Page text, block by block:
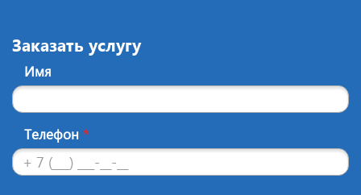
Заказать услугу
Имя
Телефон *